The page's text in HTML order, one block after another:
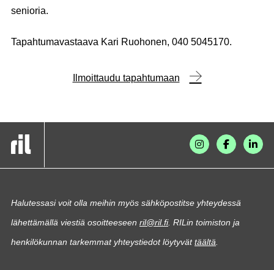
senioria.
Tapahtumavastaava Kari Ruohonen, 040 5045170.
Ilmoittaudu tapahtumaan
Halutessasi voit olla meihin myös sähköpostitse yhteydessä
lähettämällä viestiä osoitteeseen ril@ril.fi. RILin toimiston ja
henkilökunnan tarkemmat yhteystiedot löytyvättäältä